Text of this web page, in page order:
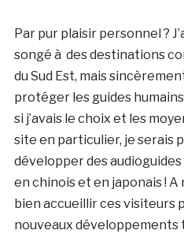
Par pur plaisir personnel ?
songé à des destinations
du Sud Est, mais
protéger les guides
si j’avais le choix et les
site en particulier, je serais
développer des
en chinois et en japonais !
bien accueillir ces visiteurs
nouveaux développements